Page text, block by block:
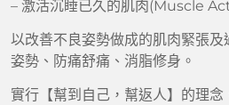
– 激活沉睡已久的肌肉(Muscle
以改善不良姿勢做成的肌肉緊張及
姿勢、防痛舒痛、消脂修身。
實行【幫到自己，幫返人】的理念